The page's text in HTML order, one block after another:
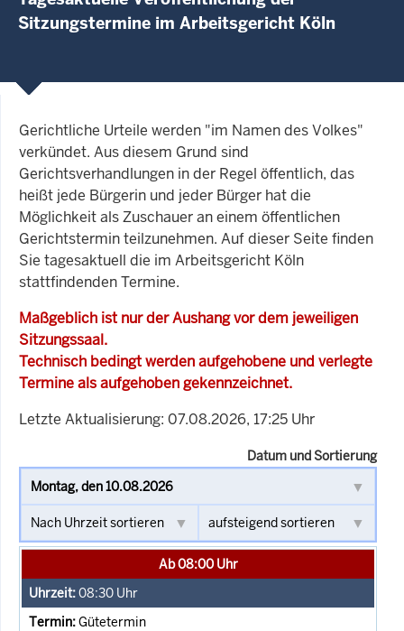
Sitzungstermine im Arbeitsgericht Köln
Gerichtliche Urteile werden "im Namen des Volkes"
verkündet. Aus diesem Grund sind
Gerichtsverhandlungen in der Regel öffentlich, das
heißt jede Bürgerin und jeder Bürger hat die
Möglichkeit als Zuschauer an einem öffentlichen
Gerichtstermin teilzunehmen. Auf dieser Seite finden
Sie tagesaktuell die im Arbeitsgericht Köln
stattfindenden Termine.
Maßgeblich ist nur der Aushang vor dem jeweiligen
Sitzungssaal.
Technisch bedingt werden aufgehobene und verlegte
Termine als aufgehoben gekennzeichnet.
Letzte Aktualisierung: 07.08.2026, 17:25 Uhr
Datum und Sortierung
Ab 08:00 Uhr
08:30 Uhr
Gütetermin